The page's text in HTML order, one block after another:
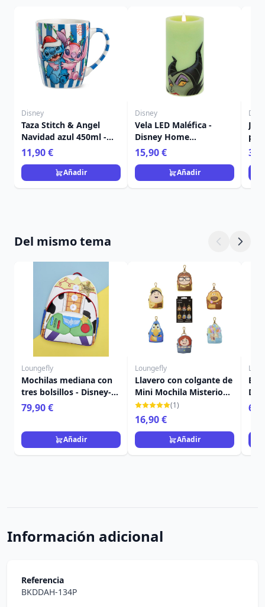
Disney
Taza Stitch & Angel
Navidad azul 450ml -
Egan Disney Home
11,90 €
Añadir
Disney
Vela LED Maléfica -
Disney Home
Frangrance Collection
15,90 €
Añadir
Del mismo tema
Loungefly
Mochilas mediana con
tres bolsillos - Disney-
Pixar Loungefly Toy
Story 5
79,90 €
Añadir
Loungefly
Llavero con colgante de
Mini Mochila Misterio
de Up - Disney-Pixar
Loungefly
(1)
16,90 €
Añadir
Up
Información adicional
Referencia
BKDDAH-134P